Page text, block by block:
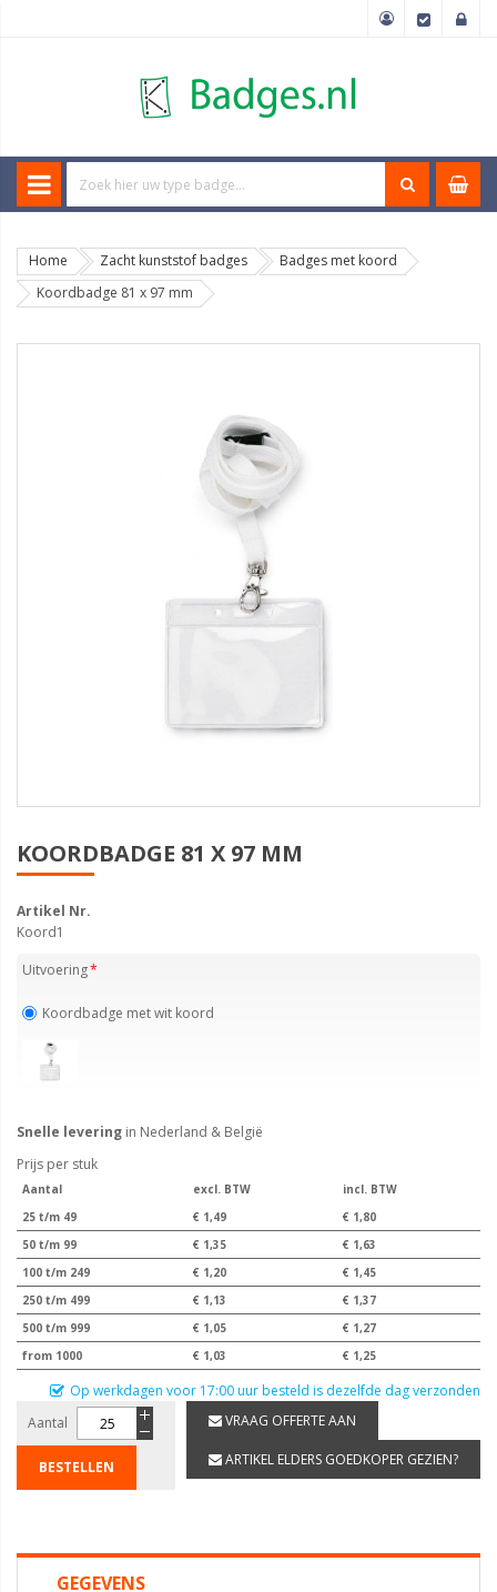
Home Zacht kunststof badges
Badges met koord
Koordbadge 81 x 97 mm
KOORDBADGE 81 X 97 MM
Artikel Nr.
Koord1
Uitvoering
Koordbadge met wit koord
Snelle levering in Nederland & België
Prijs per stuk
Aantal excl. BTW
incl. BTW
25 t/m 49
€ 1,49
€ 1,80
50 t/m 99
€ 1,35
€ 1,63
100 t/m 249
€ 1,20
€ 1,45
250 t/m 499
€ 1,13
€ 1,37
500 t/m 999
€ 1,05
€ 1,27
from 1000
€ 1,03 € 1,25
Op werkdagen voor 17:00 uur besteld is dezelfde dag verzonden
Aantal
BESTELLEN
VRAAG OFFERTE AAN
ARTIKEL ELDERS GOEDKOPER GEZIEN?
GEGEVENS